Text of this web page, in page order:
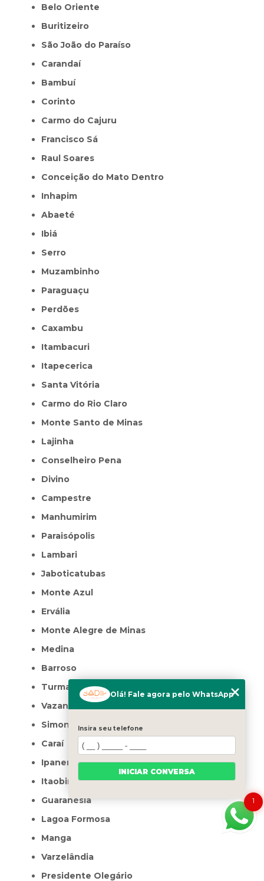
Belo Oriente
Buritizeiro
São João do Paraíso
Carandaí
Bambuí
Corinto
Carmo do Cajuru
Francisco Sá
Raul Soares
Conceição do Mato Dentro
Inhapim
Abaeté
Ibiá
Serro
Muzambinho
Paraguaçu
Perdões
Caxambu
Itambacuri
Itapecerica
Santa Vitória
Carmo do Rio Claro
Monte Santo de Minas
Lajinha
Conselheiro Pena
Divino
Campestre
Manhumirim
Paraisópolis
Lambari
Jaboticatubas
Monte Azul
Ervália
Monte Alegre de Minas
Medina
Barroso
Turmalina
Vazante
Simonésia
Caraí
Ipanema
Itaobim
Guaranésia
Lagoa Formosa
Manga
Varzelândia
Presidente Olegário
1
Olá! Fale agora pelo WhatsApp
Insira seu telefone
INICIAR CONVERSA